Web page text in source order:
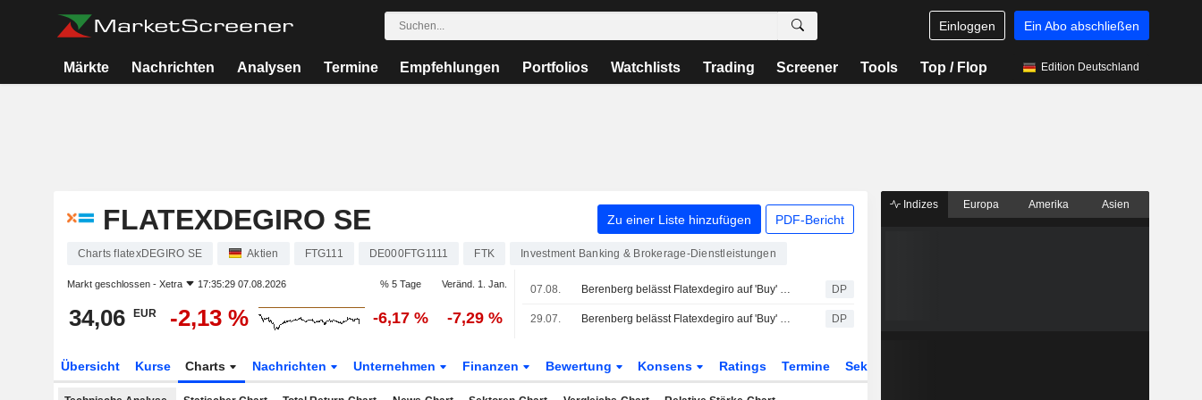
Einloggen Ein Abo abschließen
Märkte Nachrichten Analysen Termine Empfehlungen Portfolios Watchlists Trading Screener Tools Top / Flop Edition Deutschland
FLATEXDEGIRO SE Zu einer Liste hinzufügen PDF-Bericht
Charts flatexDEGIRO SE Aktien FTG111 DE000FTG1111 FTK Investment Banking & Brokerage-Dienstleistungen
Markt geschlossen - Xetra 17:35:29 07.08.2026 % 5 Tage Veränd. 1. Jan.
34,06 EUR -2,13 % -6,17 % -7,29 %
07.08. Berenberg belässt Flatexdegiro auf 'Buy' - Ziel 48 Euro DP
29.07. Berenberg belässt Flatexdegiro auf 'Buy' - Ziel 48 Euro DP
Übersicht Kurse Charts Nachrichten Unternehmen Finanzen Bewertung Konsens Ratings Termine Sektor
Indizes Europa Amerika Asien